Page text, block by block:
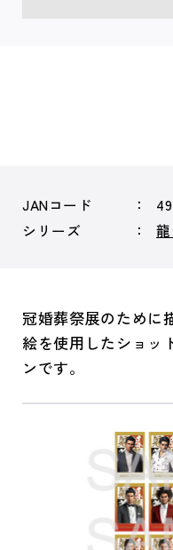
JANコード
シリーズ
冠婚葬祭展のために
絵を使用したショッ
ンです。